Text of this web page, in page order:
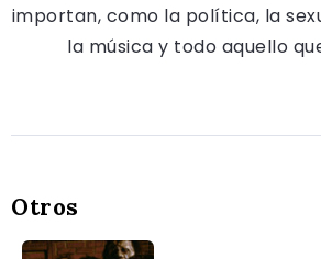
importan, como la política, la
la música y todo aquello
Otros